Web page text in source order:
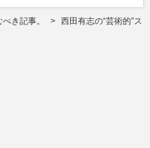
き記事。 西田有志の“芸術的”ス